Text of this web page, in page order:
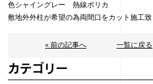
色シャイングレー 熱線ポリカ
敷地外外柱が希望の為両間口をカット施工致
« 前の記事へ 一覧に戻る
カテゴリー